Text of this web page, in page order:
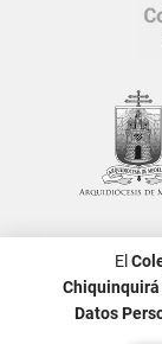
El
Chiquinquirá
Datos